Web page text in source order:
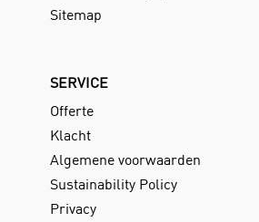
Sitemap
SERVICE
Offerte
Klacht
Algemene voorwaarden
Sustainability Policy
Privacy